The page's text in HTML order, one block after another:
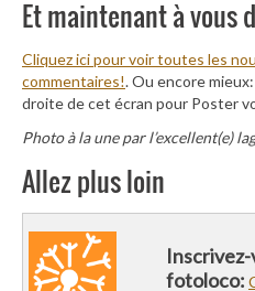
Et maintenant à vous
Cliquez ici pour voir toutes les
commentaires!. Ou encore
droite de cet écran pour Poster
Photo à la une par l’excellent(e)
Allez plus loin
fotoloco: